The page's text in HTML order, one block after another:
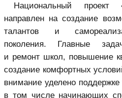
Национальный
направлен на создание
талантов и
поколения. Главные
и ремонт школ, повышение
создание комфортных
внимание уделено
в том числе начинающих